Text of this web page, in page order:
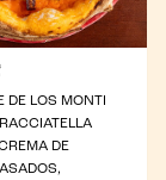
DE LOS MONTI
DE